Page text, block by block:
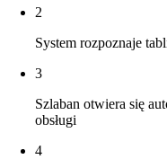
2
System rozpoznaje
3
Szlaban otwiera się
obsługi
4